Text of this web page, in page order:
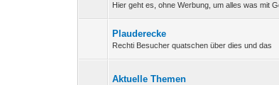
Hier geht es, ohne Werbung, um alles was mit
Plauderecke
Rechti Besucher quatschen über dies und das
Aktuelle Themen